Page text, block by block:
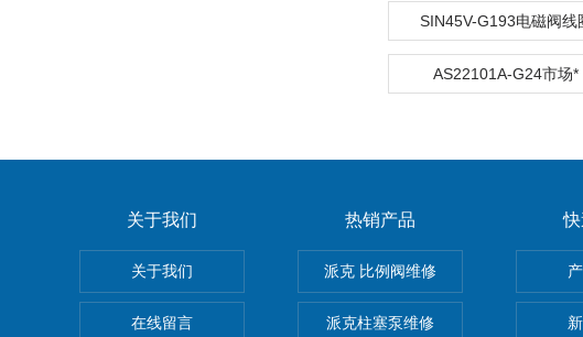
SIN45V-G193电磁阀线
AS22101A-G24市场*
关于我们
关于我们
在线留言
热销产品
派克 比例阀维修
派克柱塞泵维修